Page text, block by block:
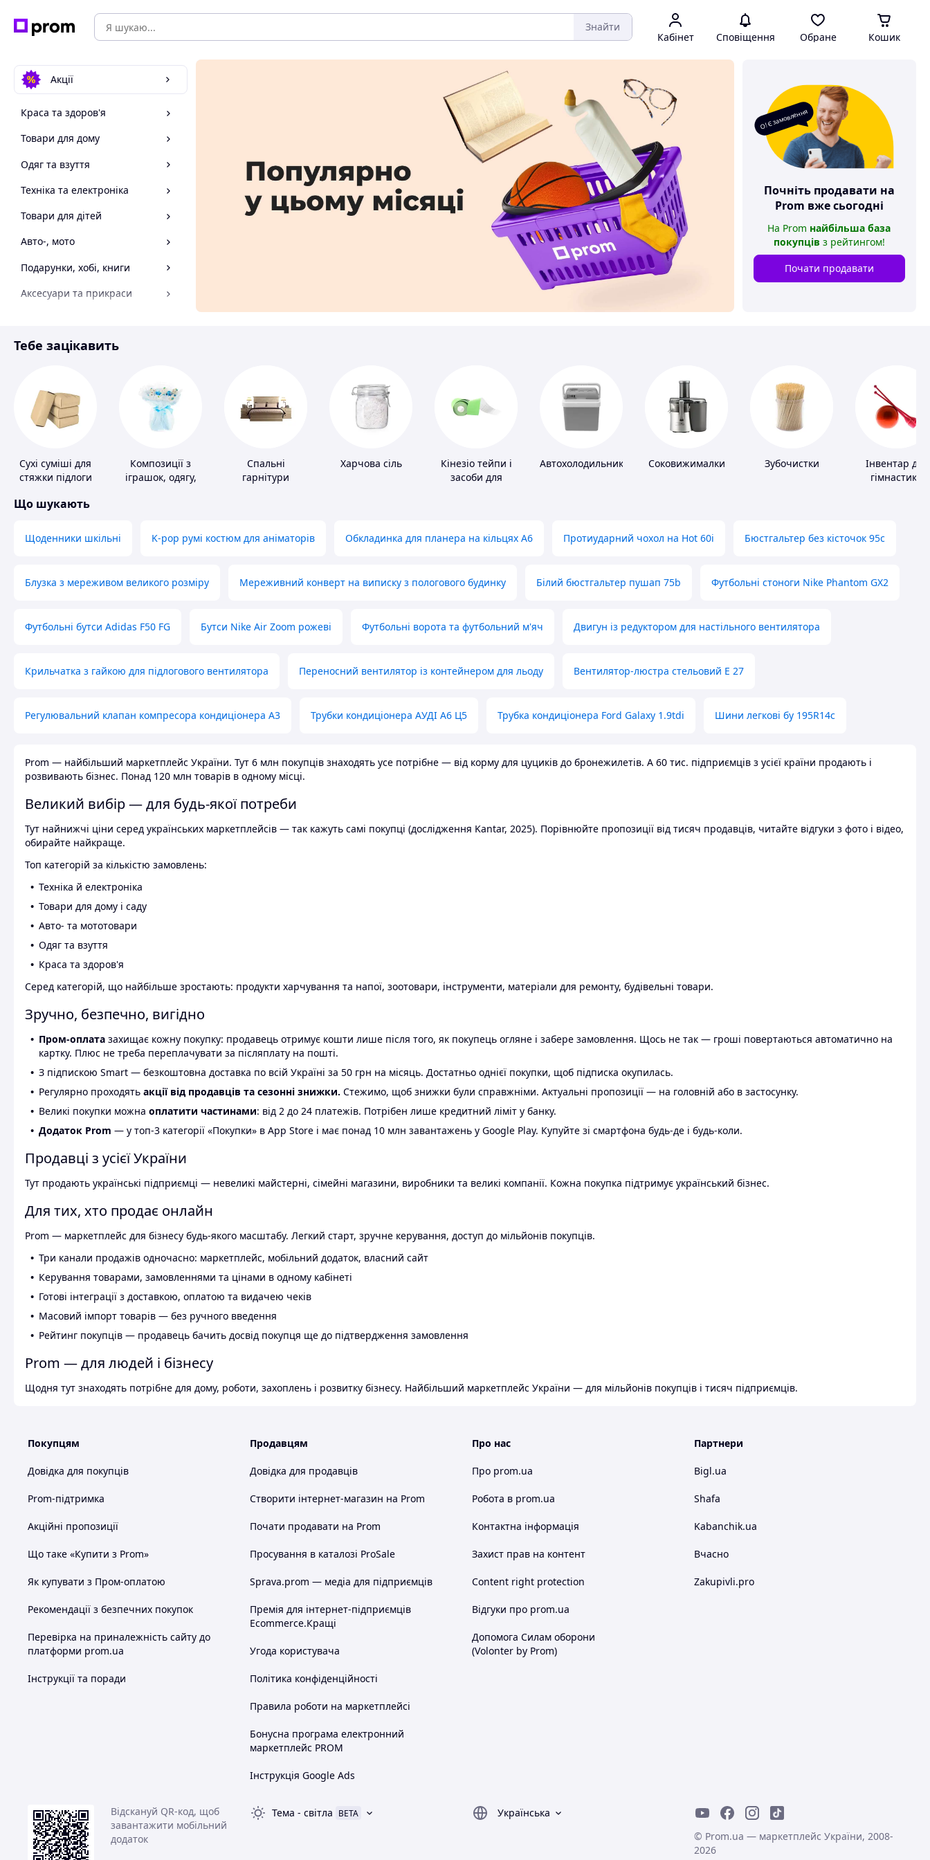
Знайти
Кабінет Сповіщення Обране Кошик
Акції
Краса та здоров'я
Товари для дому
Одяг та взуття
Техніка та електроніка
Товари для дітей
Авто-, мото
Подарунки, хобі, книги
Аксесуари та прикраси
Спорт і відпочинок
О! Є замовлення
Почніть продавати на
Prom вже сьогодні
На Prom найбільша база
покупців з рейтингом!
Почати продавати
Тебе зацікавить
Сухі суміші для
стяжки підлоги
Композиції з
іграшок, одягу,
Спальні
гарнітури
Харчова сіль
Кінезіо тейпи і
засоби для
Автохолодильники Соковижималки Зубочистки
Інвентар для
гімнастики
Що шукають
Щоденники шкільні K-pop румі костюм для аніматорів Обкладинка для планера на кільцях А6 Протиударний чохол на Hot 60i Бюстгальтер без кісточок 95с
Блузка з мереживом великого розміру Мереживний конверт на виписку з пологового будинку Білий бюстгальтер пушап 75b Футбольні стоноги Nike Phantom GX2
Футбольні бутси Adidas F50 FG Бутси Nike Air Zoom рожеві Футбольні ворота та футбольний м'яч Двигун із редуктором для настільного вентилятора
Крильчатка з гайкою для підлогового вентилятора Переносний вентилятор із контейнером для льоду Вентилятор-люстра стельовий E 27
Регулювальний клапан компресора кондиціонера А3 Трубки кондиціонера АУДІ А6 Ц5 Трубка кондиціонера Ford Galaxy 1.9tdi Шини легкові бу 195R14c
Prom — найбільший маркетплейс України. Тут 6 млн покупців знаходять усе потрібне — від корму для цуциків до бронежилетів. А 60 тис. підприємців з усієї країни продають і
розвивають бізнес. Понад 120 млн товарів в одному місці.
Великий вибір — для будь-якої потреби
Тут найнижчі ціни серед українських маркетплейсів — так кажуть самі покупці (дослідження Kantar, 2025). Порівнюйте пропозиції від тисяч продавців, читайте відгуки з фото і відео,
обирайте найкраще.
Топ категорій за кількістю замовлень:
Техніка й електроніка
Товари для дому і саду
Авто- та мототовари
Одяг та взуття
Краса та здоров'я
Серед категорій, що найбільше зростають: продукти харчування та напої, зоотовари, інструменти, матеріали для ремонту, будівельні товари.
Зручно, безпечно, вигідно
Пром-оплата захищає кожну покупку: продавець отримує кошти лише після того, як покупець огляне і забере замовлення. Щось не так — гроші повертаються автоматично на
картку. Плюс не треба переплачувати за післяплату на пошті.
З підпискою Smart — безкоштовна доставка по всій Україні за 50 грн на місяць. Достатньо однієї покупки, щоб підписка окупилась.
Регулярно проходять акції від продавців та сезонні знижки. Стежимо, щоб знижки були справжніми. Актуальні пропозиції — на головній або в застосунку.
Великі покупки можна оплатити частинами: від 2 до 24 платежів. Потрібен лише кредитний ліміт у банку.
Додаток Prom — у топ-3 категорії «Покупки» в App Store і має понад 10 млн завантажень у Google Play. Купуйте зі смартфона будь-де і будь-коли.
Продавці з усієї України
Тут продають українські підприємці — невеликі майстерні, сімейні магазини, виробники та великі компанії. Кожна покупка підтримує український бізнес.
Для тих, хто продає онлайн
Prom — маркетплейс для бізнесу будь-якого масштабу. Легкий старт, зручне керування, доступ до мільйонів покупців.
Три канали продажів одночасно: маркетплейс, мобільний додаток, власний сайт
Керування товарами, замовленнями та цінами в одному кабінеті
Готові інтеграції з доставкою, оплатою та видачею чеків
Масовий імпорт товарів — без ручного введення
Рейтинг покупців — продавець бачить досвід покупця ще до підтвердження замовлення
Prom — для людей і бізнесу
Щодня тут знаходять потрібне для дому, роботи, захоплень і розвитку бізнесу. Найбільший маркетплейс України — для мільйонів покупців і тисяч підприємців.
Покупцям
Довідка для покупців
Prom-підтримка
Акційні пропозиції
Що таке «Купити з Prom»
Як купувати з Пром-оплатою
Рекомендації з безпечних покупок
Перевірка на приналежність сайту до
платформи prom.ua
Інструкції та поради
Продавцям
Довідка для продавців
Створити інтернет-магазин на Prom
Почати продавати на Prom
Просування в каталозі ProSale
Sprava.prom — медіа для підприємців
Премія для інтернет-підприємців
Ecommerce.Кращі
Угода користувача
Політика конфіденційності
Правила роботи на маркетплейсі
Бонусна програма електронний
маркетплейс PROM
Інструкція Google Ads
Про нас
Про prom.ua
Робота в prom.ua
Контактна інформація
Захист прав на контент
Content right protection
Відгуки про prom.ua
Допомога Силам оборони
(Volonter by Prom)
Партнери
Bigl.ua
Shafa
Kabanchik.ua
Вчасно
Zakupivli.pro
Відскануй QR-код, щоб
завантажити мобільний
додаток
Тема - світла BETA
Українська
© Prom.ua — маркетплейс України, 2008-
2026